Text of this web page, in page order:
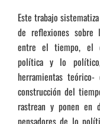
Este trabajo
de reflexiones sobre
entre el tiempo, el
política y lo
herramientas teórico-
construcción del
rastrean y ponen en
pensadores de lo